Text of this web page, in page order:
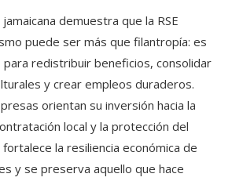
demuestra que la RSE
puede ser más que filantropía: es
redistribuir beneficios, consolidar
y crear empleos duraderos.
orientan su inversión hacia la
local y la protección del
la resiliencia económica de
y se preserva aquello que hace